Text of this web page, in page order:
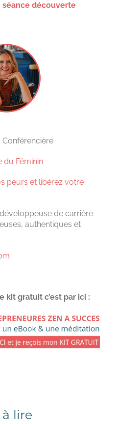
séance découverte
Conférencière
du Féminin
peurs et libérez votre
de carrière
authentiques et
kit gratuit c’est par ici :
lire